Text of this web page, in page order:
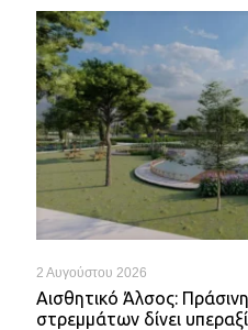
2 Αυγούστου 2026
Αισθητικό Άλσος:
στρεμμάτων δίνει